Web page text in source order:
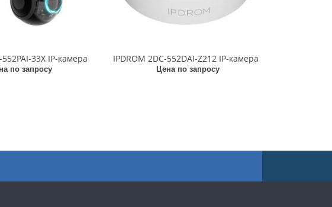
552PAI-33X IP-камера
по запросу
IPDROM 2DC-552DAI-Z212 IP-камера
Цена по запросу